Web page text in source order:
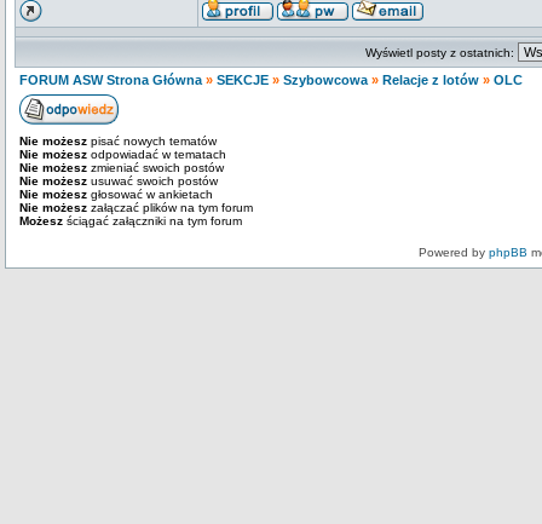
Wyświetl posty z ostatnich:
FORUM ASW Strona Główna » SEKCJE » Szybowcowa » Relacje z lotów » OLC
Nie możesz pisać nowych tematów
Nie możesz odpowiadać w tematach
Nie możesz zmieniać swoich postów
Nie możesz usuwać swoich postów
Nie możesz głosować w ankietach
Nie możesz załączać plików na tym forum
Możesz ściągać załączniki na tym forum
Powered by phpBB